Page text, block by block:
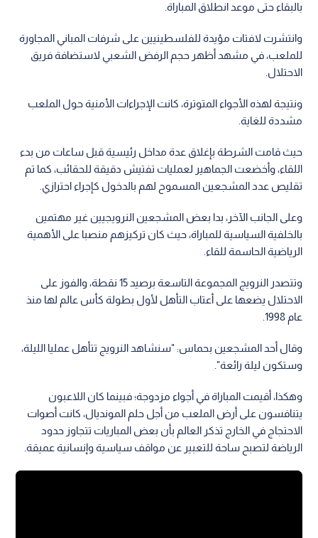
بالبقاء حتى موعد انطلاق المباراة.
وانتشرت لافتات مؤيدة للفلسطينيين على شرفات المباني المجاورة
للملعب، في مشهد أظهر حجم الرفض الشعبي لاستضافة فريق
الاحتلال.
ونتيجة لهذه الأجواء المتوترة، كانت الإجراءات الأمنية حول الملعب
مشددة للغاية.
حيث قامت الشرطة بإغلاق عدة مداخل رئيسية قبل ساعات من بدء
اللقاء، وأخضعت الجماهير لعمليات تفتيش دقيقة للحقائب، كما تم
تقليص عدد المشجعين المسموح لهم بالدخول كإجراء احترازي.
وعلى الجانب الآخر، بدا بعض المشجعين النرويجيين غير مهتمين
بالخلفية السياسية للمباراة، حيث كان تركيزهم منصبا على الأهمية
الرياضية الحاسمة للقاء.
وتتصدر النرويج المجموعة التاسعة برصيد 15 نقطة، والفوز على
الاحتلال يضعها على أعتاب التأهل لأول بطولة كأس عالم لها منذ
عام 1998.
وقال أحد المشجعين بحماس: "سنشاهد النرويج تتأهل عمليا الليلة،
وستكون ليلة رائعة".
وهكذا، أقيمت المباراة في أجواء مزدوجة؛ فبينما كان اللاعبون
يتنافسون على أرض الملعب من أجل حلم المونديال، كانت أصوات
الاحتجاج في الخارج تذكر العالم بأن بعض المباريات تتجاوز حدود
الرياضة لتصبح ساحة للتعبير عن مواقف سياسية وإنسانية عميقة.